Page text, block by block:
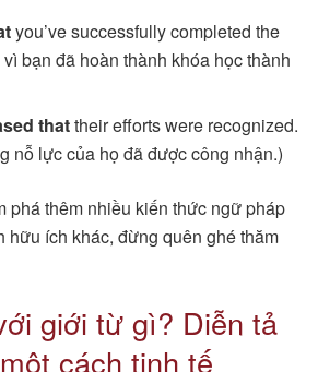
you’ve successfully completed the
bạn đã hoàn thành khóa học thành
thattheir efforts were recognized.
nỗ lực của họ đã được công nhận.)
phá thêm nhiều kiến thức ngữ pháp
hữu ích khác, đừng quên ghé thăm
giới từ gì? Diễn tả
cách tinh tế